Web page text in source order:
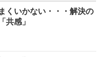
くいかない・・・解決の
共感」